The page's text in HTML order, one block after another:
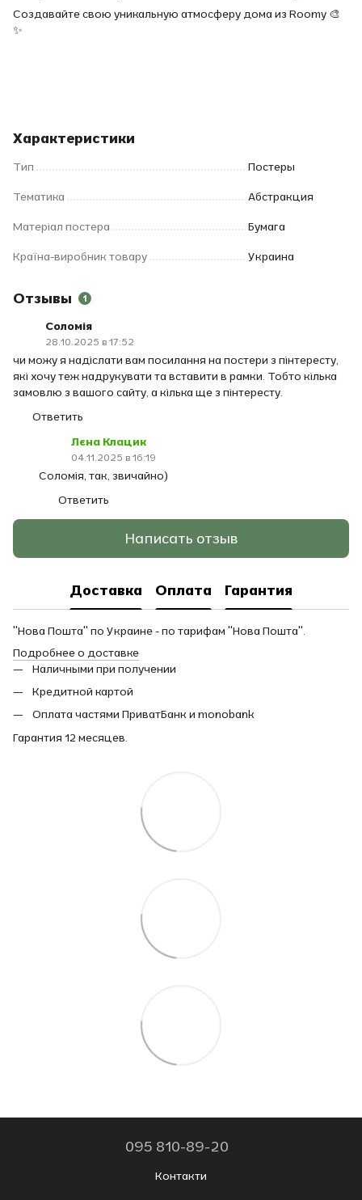
Создавайте свою уникальную атмосферу дома из Roomy 🎨
✨
Характеристики
Тип Постеры
Тематика Абстракция
Матеріал постера Бумага
Країна-виробник товару Украина
Отзывы 1
Соломія
28.10.2025 в 17:52
чи можу я надіслати вам посилання на постери з пінтересту,
які хочу теж надрукувати та вставити в рамки. Тобто кілька
замовлю з вашого сайту, а кілька ще з пінтересту.
Ответить
Лєна Клацик
04.11.2025 в 16:19
Соломія, так, звичайно)
Ответить
Написать отзыв
Доставка Оплата Гарантия
"Нова Пошта" по Украине - по тарифам "Нова Пошта".
Подробнее о доставке
Наличными при получении
Кредитной картой
Оплата частями ПриватБанк и monobank
Гарантия 12 месяцев.
095 810-89-20
Контакти